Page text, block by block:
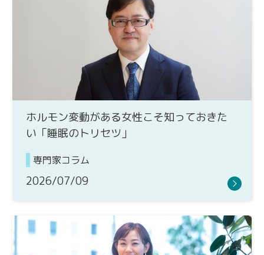
ホルモン変動がある女性こそ知っておきた
い「睡眠のトリセツ」
専門家コラム
2026/07/09